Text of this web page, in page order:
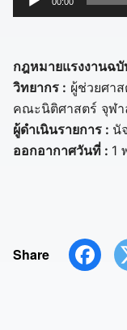
ว
น
ฟ
ล์
กฎหมายแรงงานฉ
วิทยากร : ผู้ช่วยศา
คณะนิติศาสตร์ จุฬ
ผู้ดำเนินรายการ : นั
ออกอากาศวันที่ : 1
Share